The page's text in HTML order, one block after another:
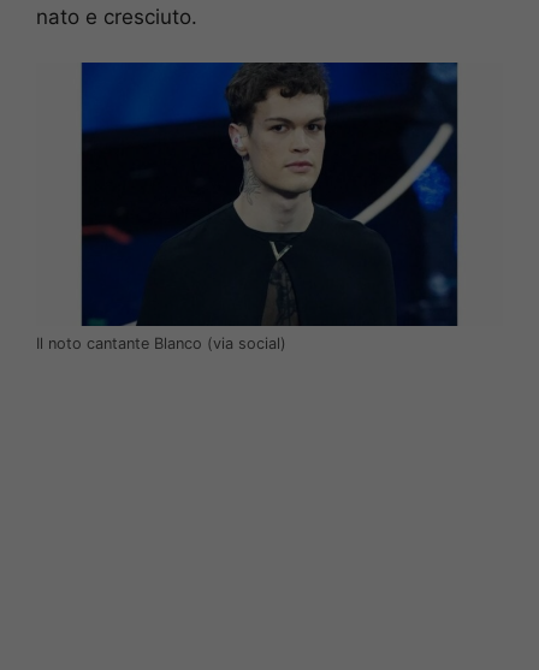
nato e cresciuto.
Il noto cantante Blanco (via social)